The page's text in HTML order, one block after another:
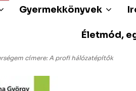
Gyermekkönyvek
Életmód,
címere: A profi hálózatépítők